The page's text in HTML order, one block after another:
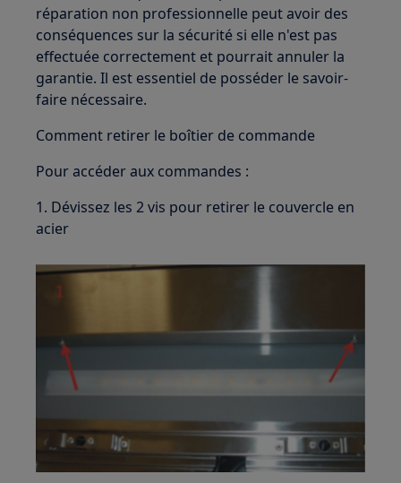
réparation non professionnelle peut avoir des
conséquences sur la sécurité si elle n'est pas
effectuée correctement et pourrait annuler la
garantie. Il est essentiel de posséder le savoir-
faire nécessaire.
Comment retirer le boîtier de commande
Pour accéder aux commandes :
1. Dévissez les 2 vis pour retirer le couvercle en
acier